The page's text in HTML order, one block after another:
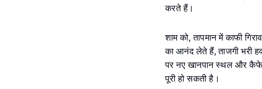
करते हैं।
शाम को, तापमान में काफी
का आनंद लेते हैं, ताजगी भरी
पर नए खानपान स्थल और कैफे
पूरी हो सकती है।